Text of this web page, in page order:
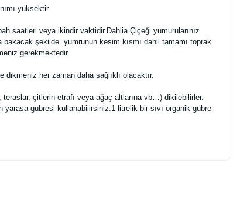
yüksektir.
saatleri veya ikindir vaktidir.Dahlia Çiçeği yumurularınız
şekilde yumrunun kesim kısmı dahil tamamı toprak
gerekmektedir.
her zaman daha sağlıklı olacaktır.
çitlerin etrafı veya ağaç altlarına vb…) dikilebilirler.
yarasa gübresi kullanabilirsiniz.1 litrelik bir sıvı organik gübre